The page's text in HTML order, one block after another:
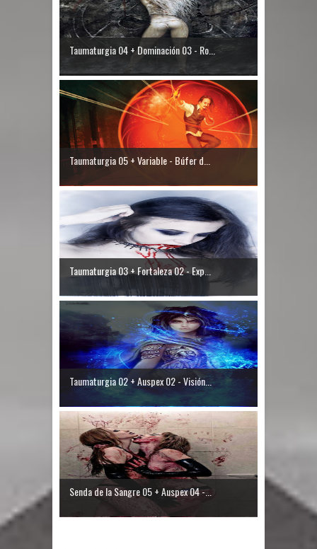
Taumaturgia 04 + Dominación 03 - Ro...
Taumaturgia 05 + Variable - Búfer d...
Taumaturgia 03 + Fortaleza 02 - Exp...
Taumaturgia 02 + Auspex 02 - Visión...
Senda de la Sangre 05 + Auspex 04 -...